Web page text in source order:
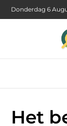
Donderdag 6
Het